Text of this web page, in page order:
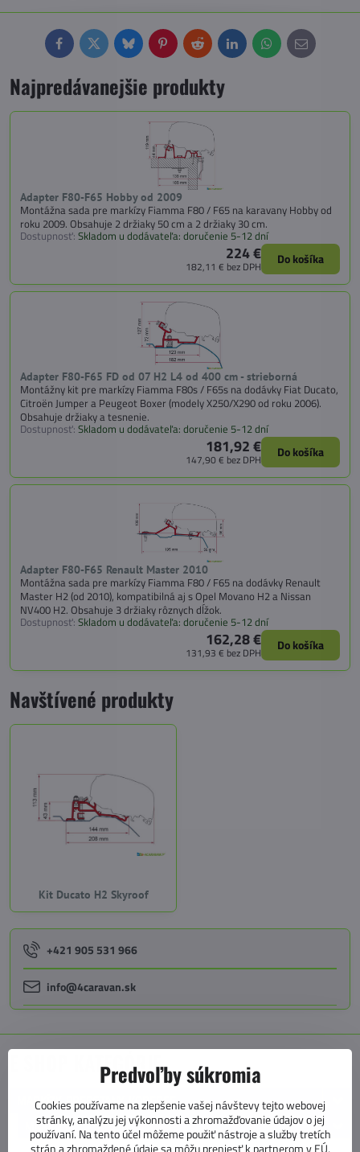
FacebookTwitterBlueskyPinterestReddit LinkedInWhatsApp
E-
mail
Najpredávanejšie produkty
Adapter F80-F65 Hobby od 2009
Montážna sada pre markízy Fiamma F80 / F65 na karavany Hobby od
roku 2009. Obsahuje 2 držiaky 50 cm a 2 držiaky 30 cm.
Dostupnosť: Skladom u dodávateľa: doručenie 5-12 dní
224 €
182,11 € bez DPH Do košíka
Adapter F80-F65 FD od 07 H2 L4 od 400 cm - strieborná
Montážny kit pre markízy Fiamma F80s / F65s na dodávky Fiat Ducato,
Citroën Jumper a Peugeot Boxer (modely X250/X290 od roku 2006).
Obsahuje držiaky a tesnenie.
Dostupnosť: Skladom u dodávateľa: doručenie 5-12 dní
181,92 €
147,90 € bez DPH Do košíka
Adapter F80-F65 Renault Master 2010
Montážna sada pre markízy Fiamma F80 / F65 na dodávky Renault
Master H2 (od 2010), kompatibilná aj s Opel Movano H2 a Nissan
NV400 H2. Obsahuje 3 držiaky rôznych dĺžok.
Dostupnosť: Skladom u dodávateľa: doručenie 5-12 dní
162,28 €
131,93 € bez DPH Do košíka
Navštívené produkty
Kit Ducato H2 Skyroof
+421 905 531 966
info@4caravan.sk
E SHOP KATEGÓRIE
MARKÍZY, PREDSTANY, KOBERCE
MARKÍZY
Predvoľby súkromia
Cookies používame na zlepšenie vašej návštevy tejto webovej
stránky, analýzu jej výkonnosti a zhromažďovanie údajov o jej
používaní. Na tento účel môžeme použiť nástroje a služby tretích
strán a zhromaždené údaje sa môžu preniesť k partnerom v EÚ,